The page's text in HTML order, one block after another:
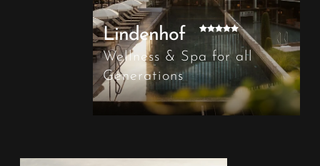
Lindenhof
Wellness & Spa for all
Generations